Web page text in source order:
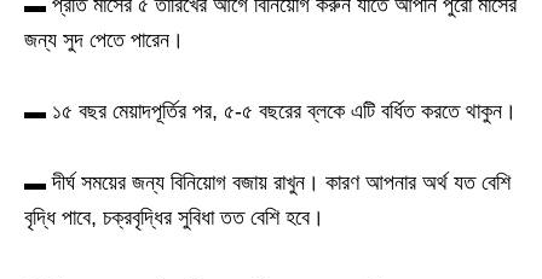
▬ প্রতি মাসের ৫ তারিখের আগে বিনিয়োগ করুন যাতে আপনি পুরো মাসের
জন্য সুদ পেতে পারেন।
▬ ১৫ বছর মেয়াদপূর্তির পর, ৫-৫ বছরের ব্লকে এটি বর্ধিত করতে থাকুন।
▬ দীর্ঘ সময়ের জন্য বিনিয়োগ বজায় রাখুন। কারণ আপনার অর্থ যত বেশি
বৃদ্ধি পাবে, চক্রবৃদ্ধির সুবিধা তত বেশি হবে।